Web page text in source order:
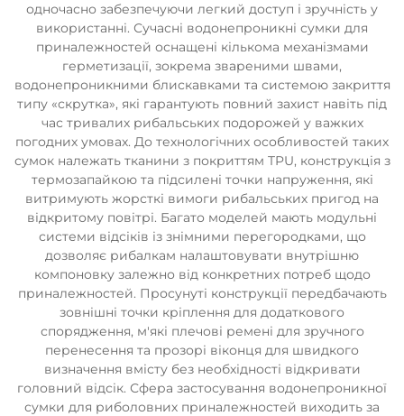
одночасно забезпечуючи легкий доступ і зручність у
використанні. Сучасні водонепроникні сумки для
приналежностей оснащені кількома механізмами
герметизації, зокрема звареними швами,
водонепроникними блискавками та системою закриття
типу «скрутка», які гарантують повний захист навіть під
час тривалих рибальських подорожей у важких
погодних умовах. До технологічних особливостей таких
сумок належать тканини з покриттям TPU, конструкція з
термозапайкою та підсилені точки напруження, які
витримують жорсткі вимоги рибальських пригод на
відкритому повітрі. Багато моделей мають модульні
системи відсіків із знімними перегородками, що
дозволяє рибалкам налаштовувати внутрішню
компоновку залежно від конкретних потреб щодо
приналежностей. Просунуті конструкції передбачають
зовнішні точки кріплення для додаткового
спорядження, м'які плечові ремені для зручного
перенесення та прозорі віконця для швидкого
визначення вмісту без необхідності відкривати
головний відсік. Сфера застосування водонепроникної
сумки для риболовних приналежностей виходить за